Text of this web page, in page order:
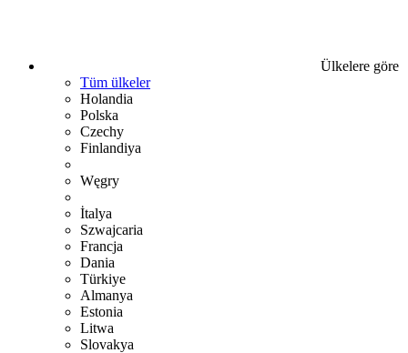
Ülkelere göre
Tüm ülkeler
Holandia
Polska
Czechy
Finlandiya
Węgry
İtalya
Szwajcaria
Francja
Dania
Türkiye
Almanya
Estonia
Litwa
Slovakya